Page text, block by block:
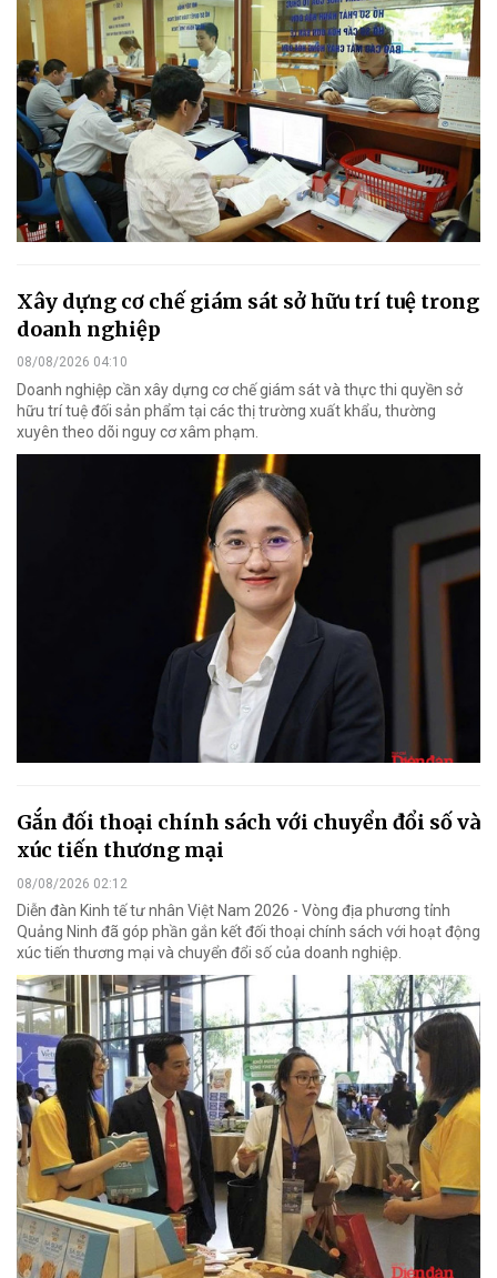
Xây dựng cơ chế giám sát sở hữu trí tuệ trong
doanh nghiệp
08/08/2026 04:10
Doanh nghiệp cần xây dựng cơ chế giám sát và thực thi quyền sở
hữu trí tuệ đối sản phẩm tại các thị trường xuất khẩu, thường
xuyên theo dõi nguy cơ xâm phạm.
Gắn đối thoại chính sách với chuyển đổi số và
xúc tiến thương mại
08/08/2026 02:12
Diễn đàn Kinh tế tư nhân Việt Nam 2026 - Vòng địa phương tỉnh
Quảng Ninh đã góp phần gắn kết đối thoại chính sách với hoạt động
xúc tiến thương mại và chuyển đổi số của doanh nghiệp.